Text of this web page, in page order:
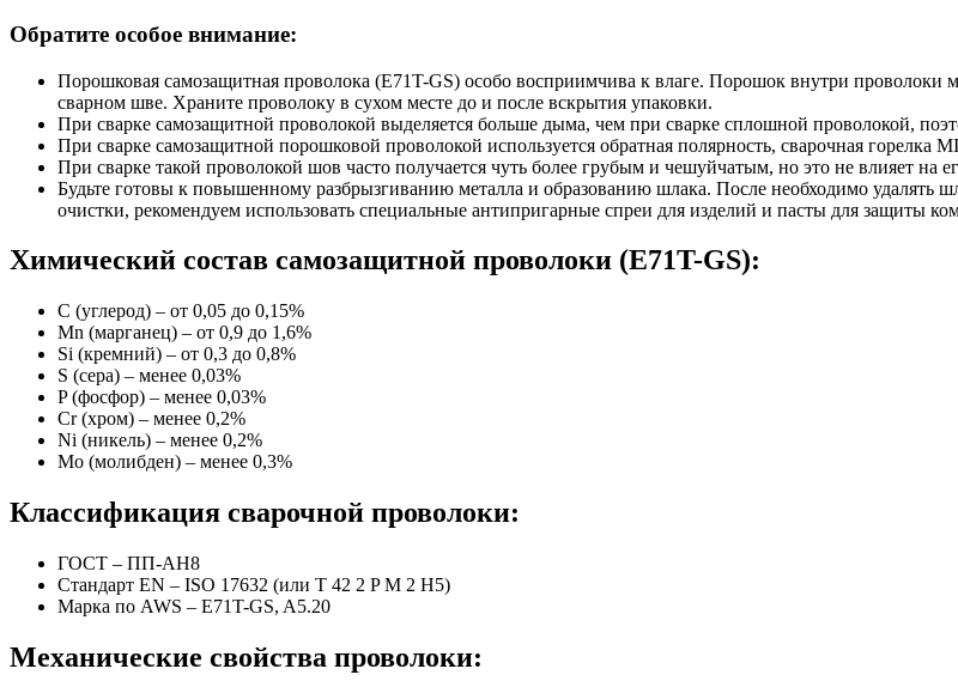
Обратите особое внимание:
Порошковая самозащитная проволока (E71T-GS) особо восприимчива к влаге. Порошок внутри проволоки
сварном шве. Храните проволоку в сухом месте до и после вскрытия упаковки.
При сварке самозащитной проволокой выделяется больше дыма, чем при сварке сплошной проволокой,
При сварке самозащитной порошковой проволокой используется обратная полярность, сварочная горелка
При сварке такой проволокой шов часто получается чуть более грубым и чешуйчатым, но это не влияет на
Будьте готовы к повышенному разбрызгиванию металла и образованию шлака. После необходимо удалять
очистки, рекомендуем использовать специальные антипригарные спреи для изделий и пасты для защиты
Химический состав самозащитной проволоки (E71T-GS):
C (углерод) – от 0,05 до 0,15%
Mn (марганец) – от 0,9 до 1,6%
Si (кремний) – от 0,3 до 0,8%
S (сера) – менее 0,03%
P (фосфор) – менее 0,03%
Cr (хром) – менее 0,2%
Ni (никель) – менее 0,2%
Mo (молибден) – менее 0,3%
Классификация сварочной проволоки:
ГОСТ – ПП-АН8
Стандарт EN – ISO 17632 (или T 42 2 P M 2 H5)
Марка по AWS – E71T-GS, A5.20
Механические свойства проволоки: